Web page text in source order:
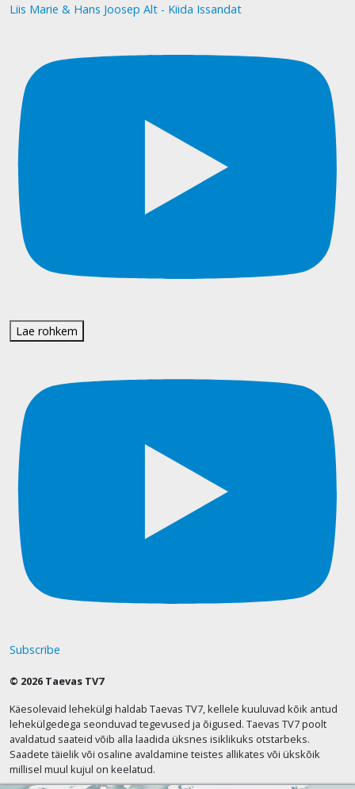
Liis Marie & Hans Joosep Alt - Kiida Issandat
Lae rohkem
Subscribe
© 2026 Taevas TV7
Käesolevaid lehekülgi haldab Taevas TV7, kellele kuuluvad kõik antud
lehekülgedega seonduvad tegevused ja õigused. Taevas TV7 poolt
avaldatud saateid võib alla laadida üksnes isiklikuks otstarbeks.
Saadete täielik või osaline avaldamine teistes allikates või ükskõik
millisel muul kujul on keelatud.